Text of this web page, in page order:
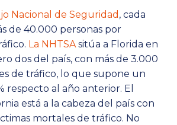
Nacional de Seguridad , cada
de 40.000 personas por
La NHTSAsitúa a Florida en
dos del país, con más de 3.000
de tráfico, lo que supone un
respecto al año anterior. El
está a la cabeza del país con
mortales de tráfico. No